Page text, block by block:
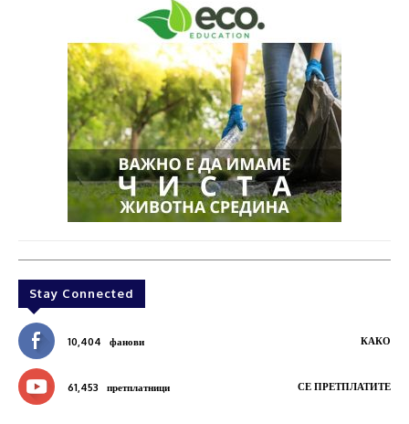
Stay Connected
10,404 фанови КАКО
61,453 претплатници СЕ ПРЕТПЛАТИТЕ